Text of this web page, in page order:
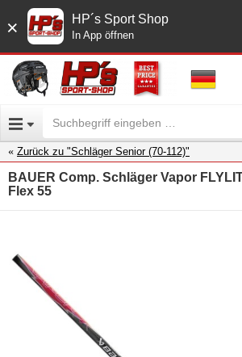
× HP´s Sport Shop
In App öffnen
Zurück zu "Schläger Senior (70-112)"
BAUER Comp. Schläger Vapor
Flex 55